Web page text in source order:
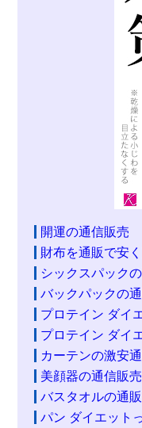
開運の通信販売
財布を通販で安
シックスパック
バックパックの
プロテイン ダイ
プロテイン ダイ
カーテンの激安
美顔器の通信販売
バスタオルの通
パン ダイエット